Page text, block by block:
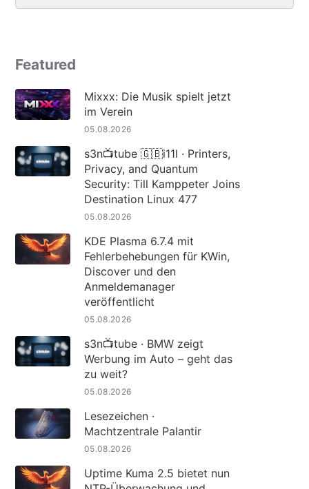
Featured
Mixxx: Die Musik spielt jetzt
im Verein
05.08.2026
s3n📺tube 🇬🇧i11l · Printers,
Privacy, and Quantum
Security: Till Kamppeter Joins
Destination Linux 477
05.08.2026
KDE Plasma 6.7.4 mit
Fehlerbehebungen für KWin,
Discover und den
Anmeldemanager
veröffentlicht
05.08.2026
s3n📺tube · BMW zeigt
Werbung im Auto – geht das
zu weit?
05.08.2026
Lesezeichen ·
Machtzentrale Palantir
05.08.2026
Uptime Kuma 2.5 bietet nun